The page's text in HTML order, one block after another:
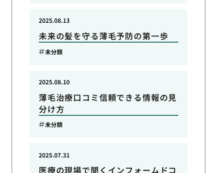
未来の髪を守る薄毛予防の第一歩
2025.08.13
未分類
薄毛治療口コミ信頼できる情報の見
分け方
2025.08.10
未分類
医療の現場で聞くインフォームドコ
2025.07.31